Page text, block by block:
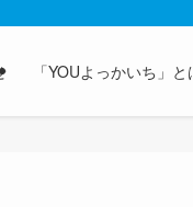
「YOUよっかいち」と